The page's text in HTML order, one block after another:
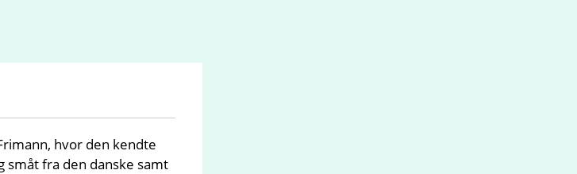
hvor den kendte
småt fra den danske samt